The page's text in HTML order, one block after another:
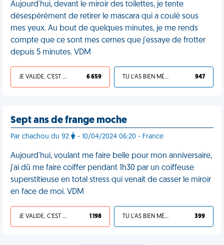
Aujourd'hui, devant le miroir des toilettes, je tente
désespérément de retirer le mascara qui a coulé sous
mes yeux. Au bout de quelques minutes, je me rends
compte que ce sont mes cernes que j'essaye de frotter
depuis 5 minutes. VDM
JE VALIDE, C'EST UNE VDM 6 659 TU L'AS BIEN MÉRITÉ 947
Sept ans de frange moche
Par chachou du 92 - 10/04/2024 06:20 - France
Aujourd'hui, voulant me faire belle pour mon anniversaire,
j'ai dû me faire coiffer pendant 1h30 par un coiffeuse
superstitieuse en total stress qui venait de casser le miroir
en face de moi. VDM
JE VALIDE, C'EST UNE VDM 1 198 TU L'AS BIEN MÉRITÉ 399